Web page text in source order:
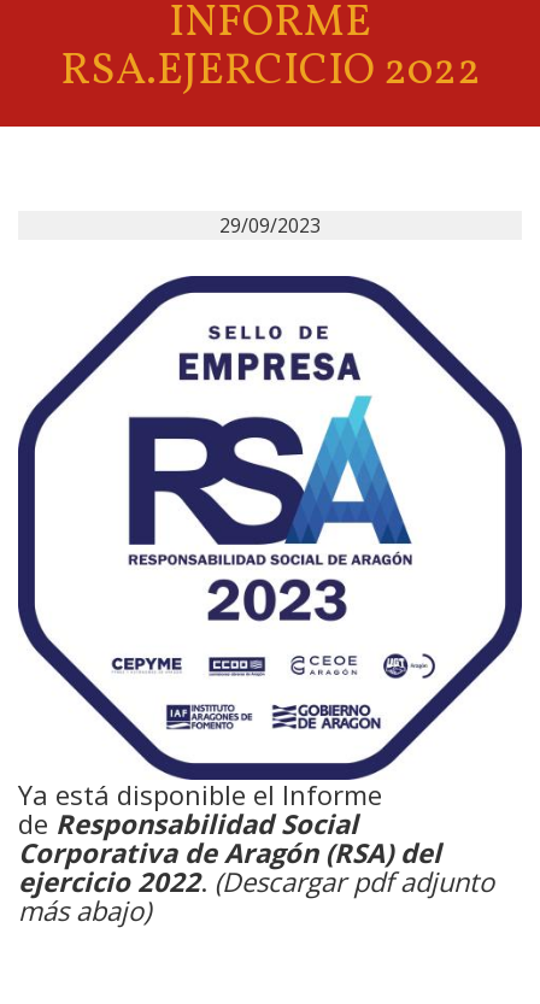
INFORME
RSA.EJERCICIO 2022
29/09/2023
Ya está disponible el Informe
de Responsabilidad Social
Corporativa de Aragón (RSA) del
ejercicio 2022. (Descargar pdf adjunto
más abajo)